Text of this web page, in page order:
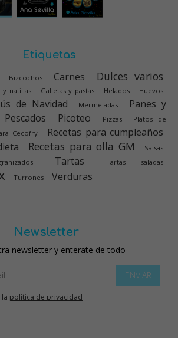
Etiquetas
Bizcochos Carnes Dulces varios
y natillas Galletas y pastas Helados Huevos
de Navidad Mermeladas
Panes y
Pescados Picoteo Pizzas
Platos de
Cecofry
Recetas para cumpleaños
Recetas para olla GM
Salsas
Tartas Tartas saladas
Turrones Verduras
Newsletter
newsletter y enterate de todo
ENVIAR
política de privacidad